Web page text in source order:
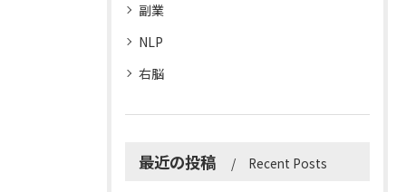
副業
NLP
右脳
最近の投稿 Recent Posts